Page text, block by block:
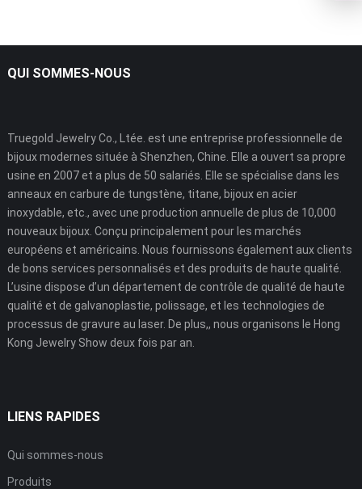
QUI SOMMES-NOUS
Truegold Jewelry Co., Ltée. est une entreprise professionnelle de
bijoux modernes située à Shenzhen, Chine. Elle a ouvert sa propre
usine en 2007 et a plus de 50 salariés. Elle se spécialise dans les
anneaux en carbure de tungstène, titane, bijoux en acier
inoxydable, etc., avec une production annuelle de plus de 10,000
nouveaux bijoux. Conçu principalement pour les marchés
européens et américains. Nous fournissons également aux clients
de bons services personnalisés et des produits de haute qualité.
L’usine dispose d’un département de contrôle de qualité de haute
qualité et de galvanoplastie, polissage, et les technologies de
processus de gravure au laser. De plus,, nous organisons le Hong
Kong Jewelry Show deux fois par an.
LIENS RAPIDES
Qui sommes-nous
Produits